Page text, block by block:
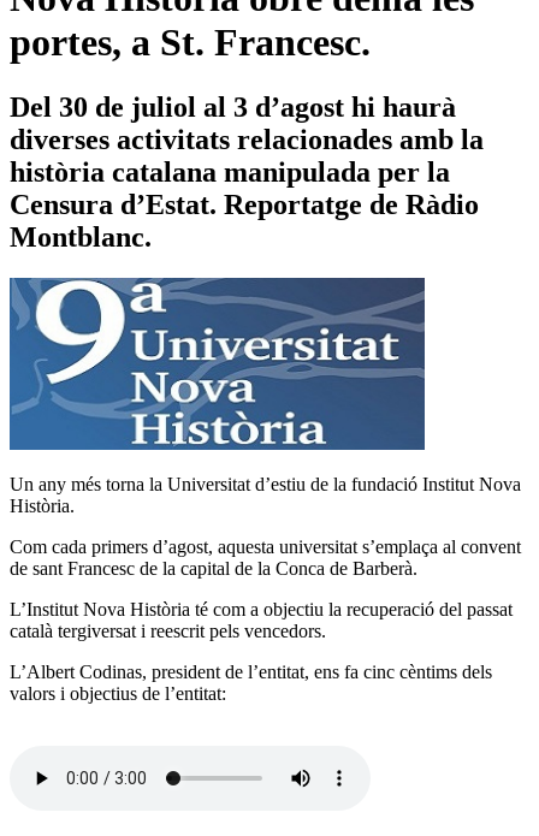
portes, a St. Francesc.
Del 30 de juliol al 3 d’agost hi haurà
diverses activitats relacionades amb la
història catalana manipulada per la
Censura d’Estat. Reportatge de Ràdio
Montblanc.
Un any més torna la Universitat d’estiu de la fundació Institut Nova
Història.
Com cada primers d’agost, aquesta universitat s’emplaça al convent
de sant Francesc de la capital de la Conca de Barberà.
L’Institut Nova Història té com a objectiu la recuperació del passat
català tergiversat i reescrit pels vencedors.
L’Albert Codinas, president de l’entitat, ens fa cinc cèntims dels
valors i objectius de l’entitat: